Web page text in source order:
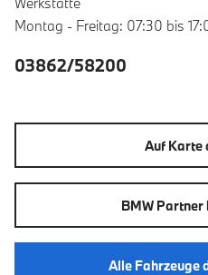
Montag - Freitag: 07:30 bis
03862/58200
Auf Karte
BMW
Alle Fahrzeuge